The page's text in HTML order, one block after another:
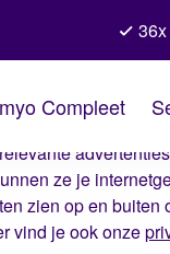
wij ervoor dat je
ze je
zien op en buiten
vind je ook onze
Compleet